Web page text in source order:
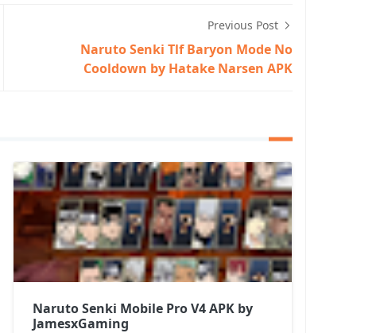
Previous Post
Naruto Senki Tlf Baryon Mode No
Cooldown by Hatake Narsen APK
Naruto Senki Mobile Pro V4 APK by
JamesxGaming